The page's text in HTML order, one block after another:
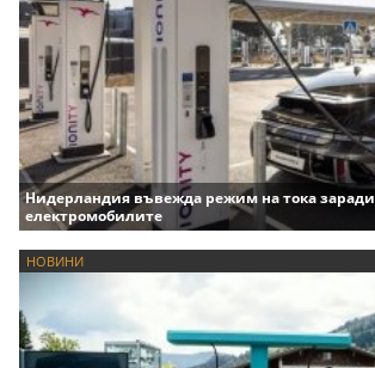
Нидерландия въвежда режим на тока заради
електромобилите
НОВИНИ